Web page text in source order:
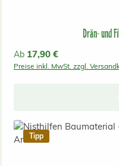
Drän- und
Regulärer Preis:
Ab 17,90 €
Preise inkl. MwSt. zzgl.
Tipp